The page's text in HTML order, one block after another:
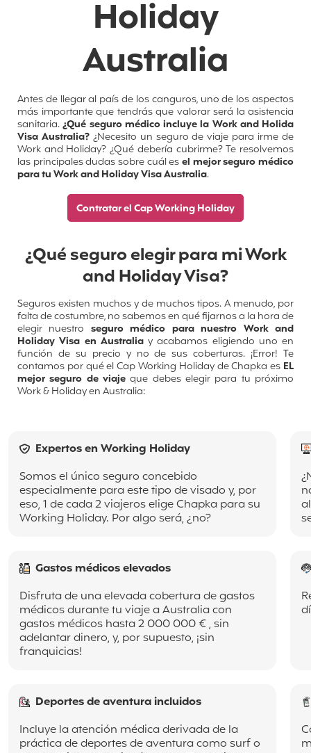
Holiday
Australia
Antes de llegar al país de los canguros, uno de los aspectos
más importante que tendrás que valorar será la asistencia
sanitaria.¿Qué seguro médico incluye la Work and Holida
Visa Australia?¿Necesito un seguro de viaje para irme de
Work and Holiday? ¿Qué debería cubrirme? Te resolvemos
las principales dudas sobre cuál esel mejor seguro médico
para tu Work and Holiday Visa Australia.
Contratar el Cap Working Holiday
¿Qué seguro elegir para mi Work
and Holiday Visa?
Seguros existen muchos y de muchos tipos. A menudo, por
falta de costumbre, no sabemos en qué fijarnos a la hora de
elegir nuestro seguro médico para nuestro Work and
Holiday Visa en Australiay acabamos eligiendo uno en
función de su precio y no de sus coberturas. ¡Error! Te
contamos por qué el Cap Working Holiday de Chapka es EL
mejor seguro de viaje que debes elegir para tu próximo
Work & Holiday en Australia:
Expertos en Working Holiday
Somos el único seguro concebido
especialmente para este tipo de visado y, por
eso, 1 de cada 2 viajeros elige Chapka para su
Working Holiday. Por algo será, ¿no?
Gastos médicos elevados
Disfruta de una elevada cobertura de gastos
médicos durante tu viaje a Australia con
gastos médicos hasta 2 000 000 € , sin
adelantar dinero, y, por supuesto, ¡sin
franquicias!
Deportes de aventura incluidos
Incluye la atención médica derivada de la
práctica de deportes de aventura como surf o